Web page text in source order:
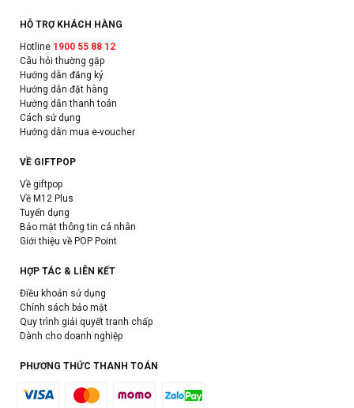
HỖ TRỢ KHÁCH HÀNG
Hotline 1900 55 88 12
Câu hỏi thường gặp
Hướng dẫn đăng ký
Hướng dẫn đặt hàng
Hướng dẫn thanh toán
Cách sử dụng
Hướng dẫn mua e-voucher
VỀ GIFTPOP
Về giftpop
Về M12 Plus
Tuyển dụng
Bảo mật thông tin cá nhân
Giới thiệu về POP Point
HỢP TÁC & LIÊN KẾT
Điều khoản sử dụng
Chính sách bảo mật
Quy trình giải quyết tranh chấp
Dành cho doanh nghiệp
PHƯƠNG THỨC THANH TOÁN